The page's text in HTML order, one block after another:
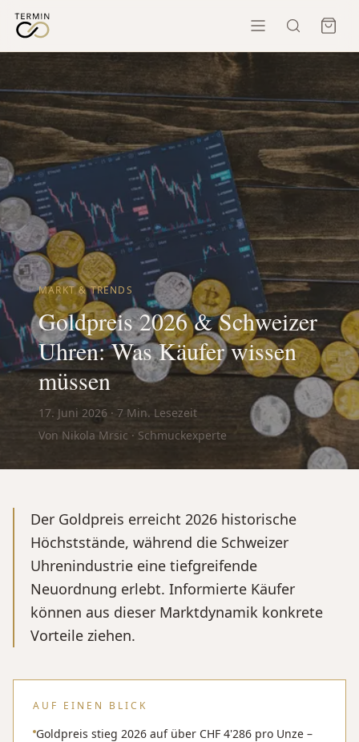
MARKT & TRENDS
Goldpreis 2026 & Schweizer
Uhren: Was Käufer wissen
müssen
17. Juni 2026 · 7 Min. Lesezeit
Von Nikola Mrsic · Schmuckexperte
Der Goldpreis erreicht 2026 historische
Höchststände, während die Schweizer
Uhrenindustrie eine tiefgreifende
Neuordnung erlebt. Informierte Käufer
können aus dieser Marktdynamik konkrete
Vorteile ziehen.
AUF EINEN BLICK
Goldpreis stieg 2026 auf über CHF 4'286 pro Unze –